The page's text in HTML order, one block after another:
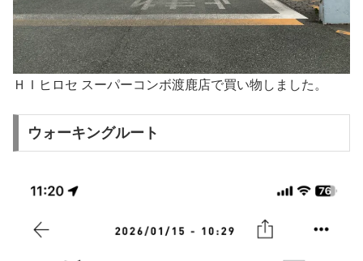
ＨＩヒロセ スーパーコンボ渡鹿店で買い物しました。
ウォーキングルート